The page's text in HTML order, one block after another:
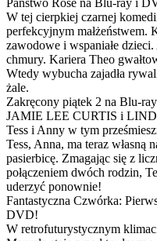
Państwo Rose na Blu-ray i
W tej cierpkiej czarnej
perfekcyjnym małżeństwem.
zawodowe i wspaniałe
chmury. Kariera Theo
Wtedy wybucha zajadła
żale.
Zakręcony piątek 2 na Blu-
JAMIE LEE CURTIS i
Tess i Anny w tym
Tess, Anna, ma teraz własną
pasierbicę. Zmagając się z
połączeniem dwóch rodzin,
uderzyć ponownie!
Fantastyczna Czwórka:
DVD!
W retrofuturystycznym